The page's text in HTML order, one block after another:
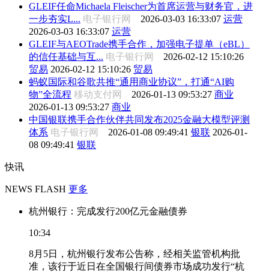
GLEIF任命Michaela Fleischer为首席运营与财务官，进
一步夯实L... 电子银行网 2026-03-03 16:33:07 运营
2026-03-03 16:33:07 运营
GLEIF与AEOTrade携手合作，加强电子提单（eBL）
的信任基础与互... 电子银行网 2026-02-12 15:10:26
贸易 2026-02-12 15:10:26 贸易
蚂蚁国际和谷歌共推“通用商业协议”，打通“AI购
物”全流程 移动支付网 2026-01-13 09:53:27 商业
2026-01-13 09:53:27 商业
中国银联携手合作伙伴共同发布2025金融大模型评测
体系 电子银行网 2026-01-08 09:49:41 银联 2026-01-
08 09:49:41 银联
快讯
NEWS FLASH 更多
杭州银行：完成发行200亿元金融债券
10:34
8月5日，杭州银行发布公告称，经相关监管机构批
准，该行于近日在全国银行间债券市场成功发行“杭